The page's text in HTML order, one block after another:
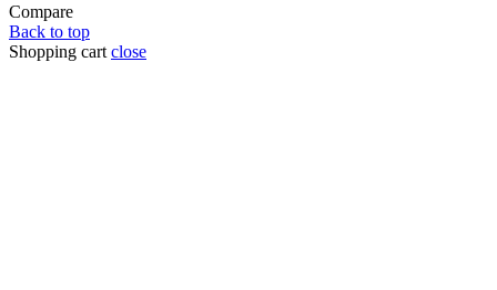
Compare
Back to top
Shopping cart close